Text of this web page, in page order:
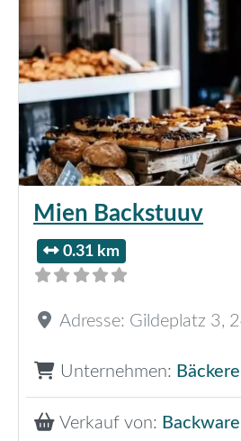
Mien Backstuuv
0.31 km
Adresse: Gildeplatz 3,
Unternehmen:
Verkauf von: